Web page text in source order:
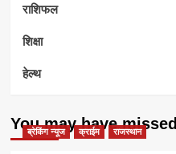
राशिफल
शिक्षा
हेल्थ
You may have missed
ब्रेकिंग न्यूज क्राईम राजस्थान